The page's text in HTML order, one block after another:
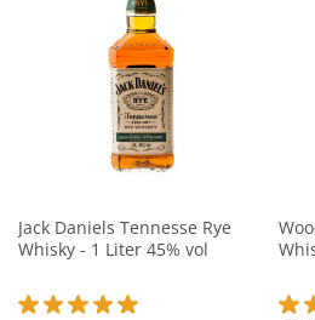
Jack Daniels Tennesse Rye
Whisky - 1 Liter 45% vol